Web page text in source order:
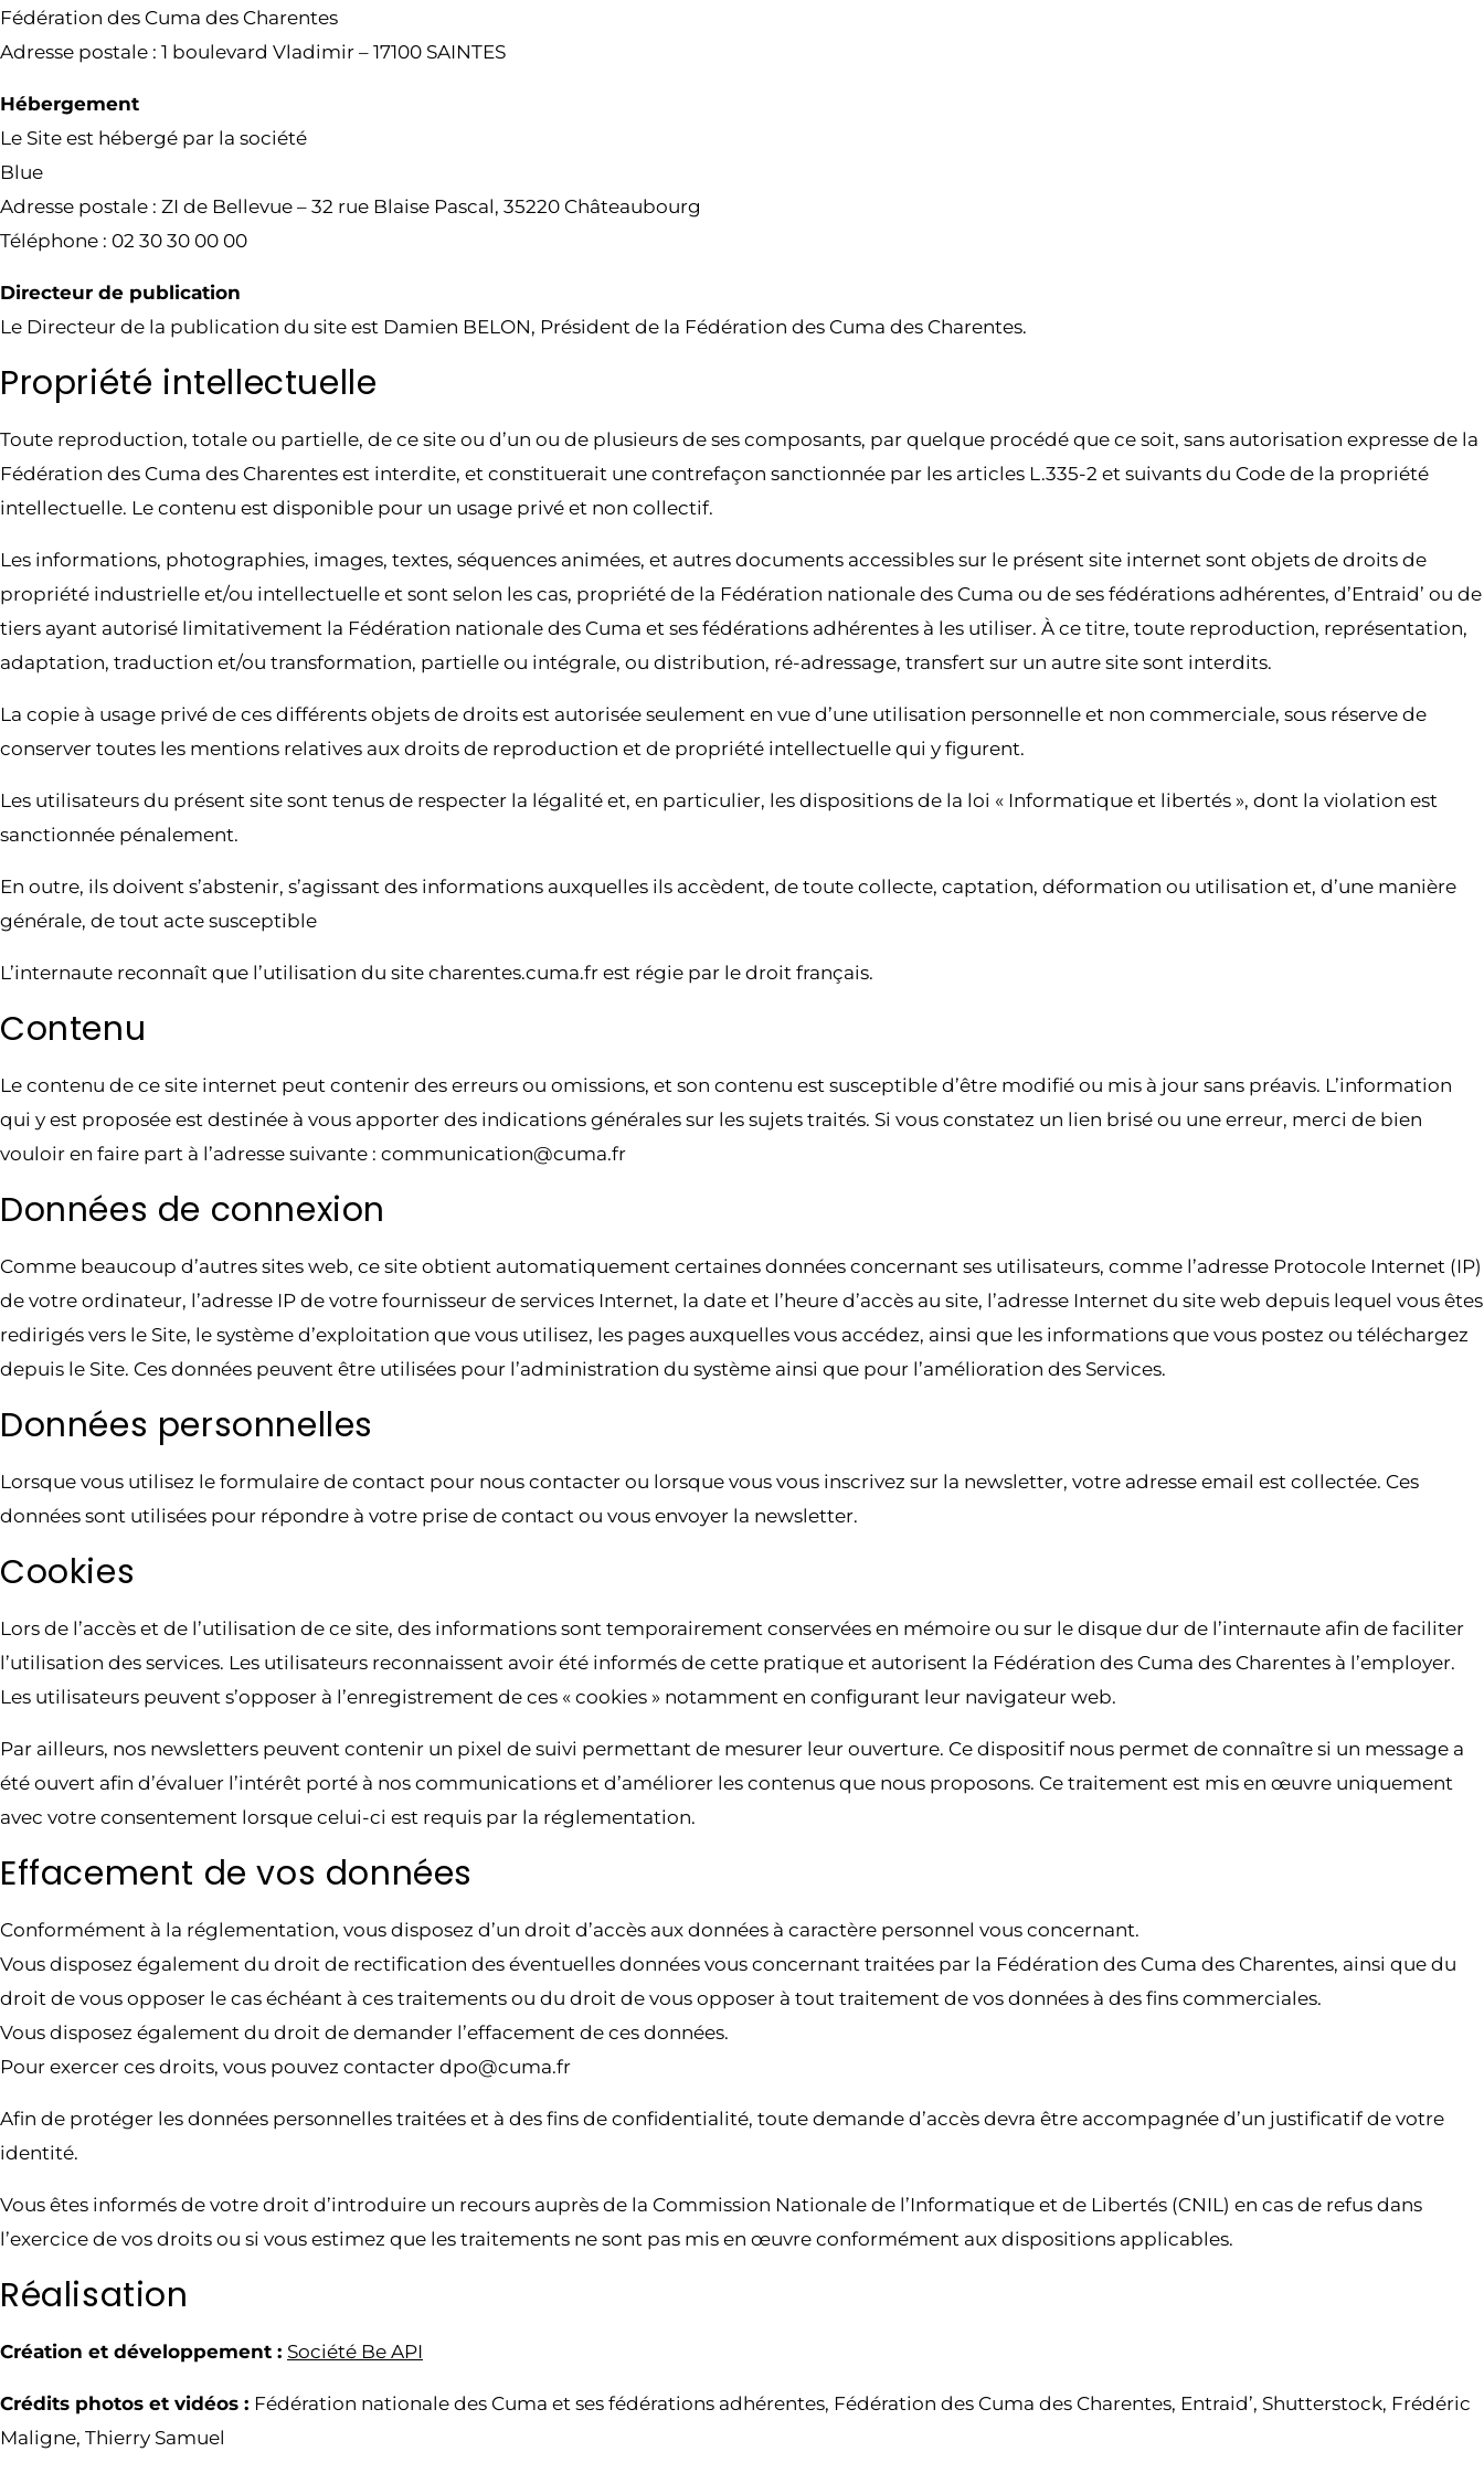
Fédération des Cuma des Charentes
Adresse postale : 1 boulevard Vladimir – 17100 SAINTES
Hébergement
Le Site est hébergé par la société
Blue
Adresse postale : ZI de Bellevue – 32 rue Blaise Pascal, 35220 Châteaubourg
Téléphone : 02 30 30 00 00
Directeur de publication
Le Directeur de la publication du site est Damien BELON, Président de la Fédération des Cuma des Charentes.
Propriété intellectuelle
Toute reproduction, totale ou partielle, de ce site ou d’un ou de plusieurs de ses composants, par quelque procédé que ce soit, sans autorisation expresse de la
Fédération des Cuma des Charentes est interdite, et constituerait une contrefaçon sanctionnée par les articles L.335-2 et suivants du Code de la propriété
intellectuelle. Le contenu est disponible pour un usage privé et non collectif.
Les informations, photographies, images, textes, séquences animées, et autres documents accessibles sur le présent site internet sont objets de droits de
propriété industrielle et/ou intellectuelle et sont selon les cas, propriété de la Fédération nationale des Cuma ou de ses fédérations adhérentes, d’Entraid’ ou de
tiers ayant autorisé limitativement la Fédération nationale des Cuma et ses fédérations adhérentes à les utiliser. À ce titre, toute reproduction, représentation,
adaptation, traduction et/ou transformation, partielle ou intégrale, ou distribution, ré-adressage, transfert sur un autre site sont interdits.
La copie à usage privé de ces différents objets de droits est autorisée seulement en vue d’une utilisation personnelle et non commerciale, sous réserve de
conserver toutes les mentions relatives aux droits de reproduction et de propriété intellectuelle qui y figurent.
Les utilisateurs du présent site sont tenus de respecter la légalité et, en particulier, les dispositions de la loi « Informatique et libertés », dont la violation est
sanctionnée pénalement.
En outre, ils doivent s’abstenir, s’agissant des informations auxquelles ils accèdent, de toute collecte, captation, déformation ou utilisation et, d’une manière
générale, de tout acte susceptible
L’internaute reconnaît que l’utilisation du site charentes.cuma.fr est régie par le droit français.
Contenu
Le contenu de ce site internet peut contenir des erreurs ou omissions, et son contenu est susceptible d’être modifié ou mis à jour sans préavis. L’information
qui y est proposée est destinée à vous apporter des indications générales sur les sujets traités. Si vous constatez un lien brisé ou une erreur, merci de bien
vouloir en faire part à l’adresse suivante : communication@cuma.fr
Données de connexion
Comme beaucoup d’autres sites web, ce site obtient automatiquement certaines données concernant ses utilisateurs, comme l’adresse Protocole Internet (IP)
de votre ordinateur, l’adresse IP de votre fournisseur de services Internet, la date et l’heure d’accès au site, l’adresse Internet du site web depuis lequel vous êtes
redirigés vers le Site, le système d’exploitation que vous utilisez, les pages auxquelles vous accédez, ainsi que les informations que vous postez ou téléchargez
depuis le Site. Ces données peuvent être utilisées pour l’administration du système ainsi que pour l’amélioration des Services.
Données personnelles
Lorsque vous utilisez le formulaire de contact pour nous contacter ou lorsque vous vous inscrivez sur la newsletter, votre adresse email est collectée. Ces
données sont utilisées pour répondre à votre prise de contact ou vous envoyer la newsletter.
Cookies
Lors de l’accès et de l’utilisation de ce site, des informations sont temporairement conservées en mémoire ou sur le disque dur de l’internaute afin de faciliter
l’utilisation des services. Les utilisateurs reconnaissent avoir été informés de cette pratique et autorisent la Fédération des Cuma des Charentes à l’employer.
Les utilisateurs peuvent s’opposer à l’enregistrement de ces « cookies » notamment en configurant leur navigateur web.
Par ailleurs, nos newsletters peuvent contenir un pixel de suivi permettant de mesurer leur ouverture. Ce dispositif nous permet de connaître si un message a
été ouvert afin d’évaluer l’intérêt porté à nos communications et d’améliorer les contenus que nous proposons. Ce traitement est mis en œuvre uniquement
avec votre consentement lorsque celui-ci est requis par la réglementation.
Effacement de vos données
Conformément à la réglementation, vous disposez d’un droit d’accès aux données à caractère personnel vous concernant.
Vous disposez également du droit de rectification des éventuelles données vous concernant traitées par la Fédération des Cuma des Charentes, ainsi que du
droit de vous opposer le cas échéant à ces traitements ou du droit de vous opposer à tout traitement de vos données à des fins commerciales.
Vous disposez également du droit de demander l’effacement de ces données.
Pour exercer ces droits, vous pouvez contacter dpo@cuma.fr
Afin de protéger les données personnelles traitées et à des fins de confidentialité, toute demande d’accès devra être accompagnée d’un justificatif de votre
identité.
Vous êtes informés de votre droit d’introduire un recours auprès de la Commission Nationale de l’Informatique et de Libertés (CNIL) en cas de refus dans
l’exercice de vos droits ou si vous estimez que les traitements ne sont pas mis en œuvre conformément aux dispositions applicables.
Réalisation
Création et développement : Société Be API
Crédits photos et vidéos : Fédération nationale des Cuma et ses fédérations adhérentes, Fédération des Cuma des Charentes, Entraid’, Shutterstock, Frédéric
Maligne, Thierry Samuel